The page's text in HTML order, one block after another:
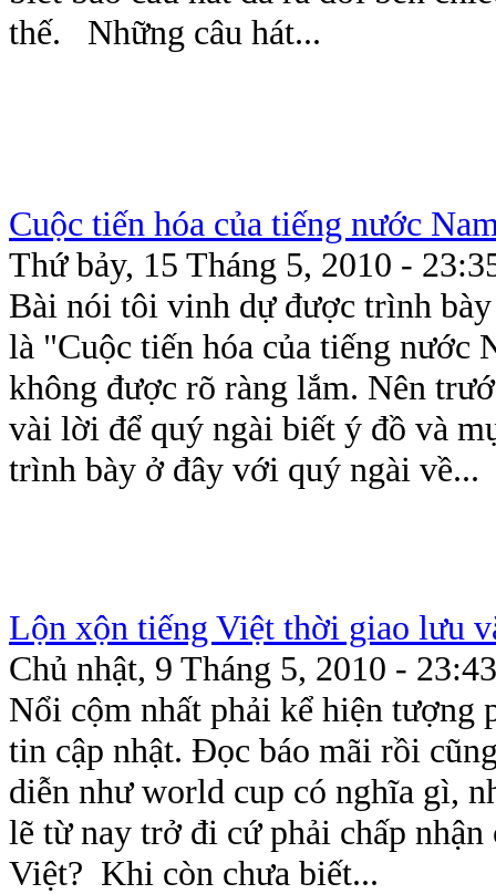
thế. Những câu hát...
Cuộc tiến hóa của tiếng nước
Thứ bảy, 15 Tháng 5, 2010 -
Bài nói tôi vinh dự được trình
là "Cuộc tiến hóa của tiếng nước
không được rõ ràng lắm. Nên
vài lời để quý ngài biết ý đồ và
trình bày ở đây với quý ngài về...
Lộn xộn tiếng Việt thời giao lưu
Chủ nhật, 9 Tháng 5, 2010 - 23:43
Nổi cộm nhất phải kể hiện tượng
tin cập nhật. Đọc báo mãi rồi
diễn như world cup có nghĩa gì,
lẽ từ nay trở đi cứ phải chấp
Việt? Khi còn chưa biết...